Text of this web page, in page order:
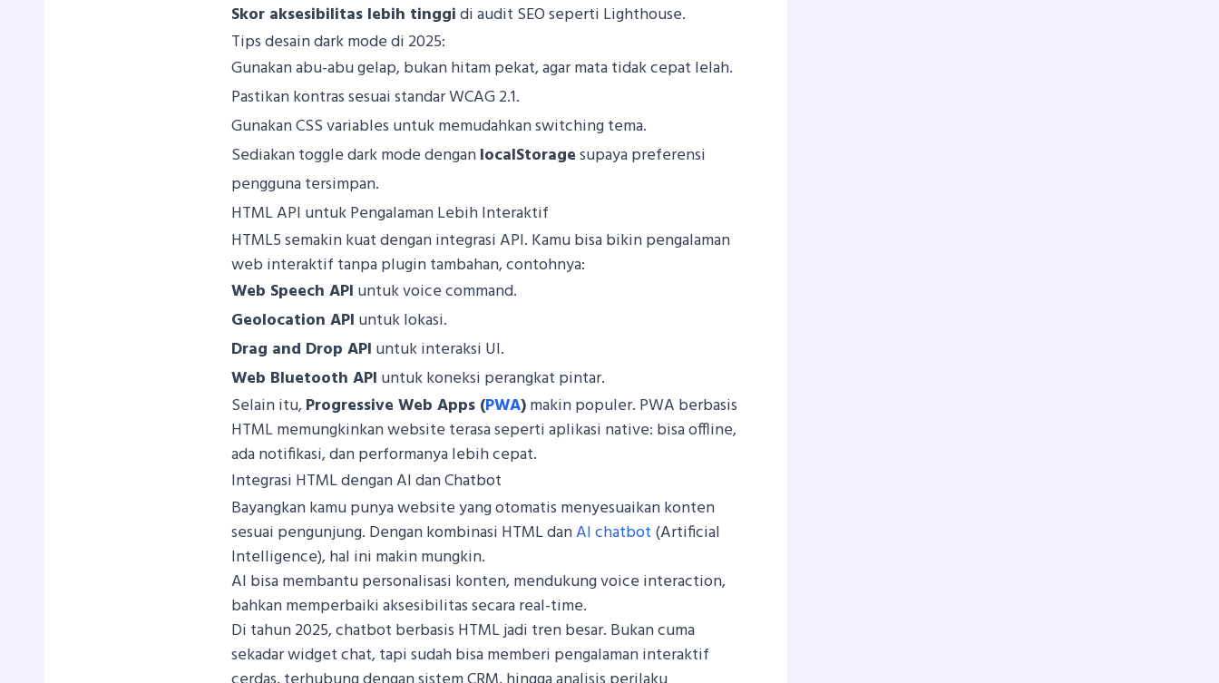
Skor aksesibilitas lebih tinggidi audit SEO seperti Lighthouse.
Tips desain dark mode di 2025:
Gunakan abu-abu gelap, bukan hitam pekat, agar mata tidak cepat lelah.
Pastikan kontras sesuai standar WCAG 2.1.
Gunakan CSS variables untuk memudahkan switching tema.
Sediakan toggle dark mode denganlocalStoragesupaya preferensi
pengguna tersimpan.
HTML API untuk Pengalaman Lebih Interaktif
HTML5 semakin kuat dengan integrasi API. Kamu bisa bikin pengalaman
web interaktif tanpa plugin tambahan, contohnya:
Web Speech API untuk voice command.
Geolocation API untuk lokasi.
Drag and Drop API untuk interaksi UI.
Web Bluetooth API untuk koneksi perangkat pintar.
Selain itu,Progressive Web Apps (PWA)makin populer. PWA berbasis
HTML memungkinkan website terasa seperti aplikasi native: bisa offline,
ada notifikasi, dan performanya lebih cepat.
Integrasi HTML dengan AI dan Chatbot
Bayangkan kamu punya website yang otomatis menyesuaikan konten
sesuai pengunjung. Dengan kombinasi HTML danAI chatbot (Artificial
Intelligence), hal ini makin mungkin.
AI bisa membantu personalisasi konten, mendukung voice interaction,
bahkan memperbaiki aksesibilitas secara real-time.
Di tahun 2025, chatbot berbasis HTML jadi tren besar. Bukan cuma
sekadar widget chat, tapi sudah bisa memberi pengalaman interaktif